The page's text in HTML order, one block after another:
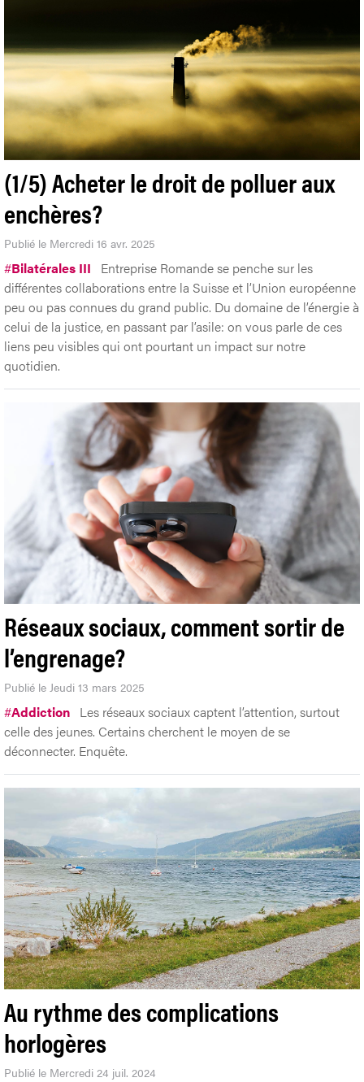
(1/5) Acheter le droit de polluer aux
enchères?
Publié le Mercredi 16 avr. 2025
#Bilatérales III
Entreprise Romande se penche sur les
différentes collaborations entre la Suisse et l’Union européenne
peu ou pas connues du grand public. Du domaine de l’énergie à
celui de la justice, en passant par l’asile: on vous parle de ces
liens peu visibles qui ont pourtant un impact sur notre
quotidien.
Réseaux sociaux, comment sortir de
l’engrenage?
Publié le Jeudi 13 mars 2025
#Addiction Les réseaux sociaux captent l’attention, surtout
celle des jeunes. Certains cherchent le moyen de se
déconnecter. Enquête.
Au rythme des complications
horlogères
Publié le Mercredi 24 juil. 2024